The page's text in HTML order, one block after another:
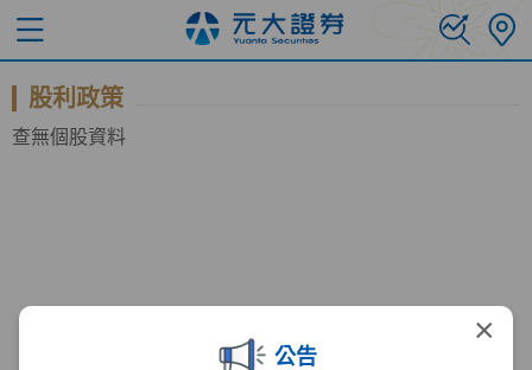
×
公告
股利政策
查無個股資料